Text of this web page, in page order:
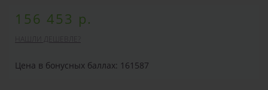
156 453 р.
НАШЛИ ДЕШЕВЛЕ?
Цена в бонусных баллах: 161587